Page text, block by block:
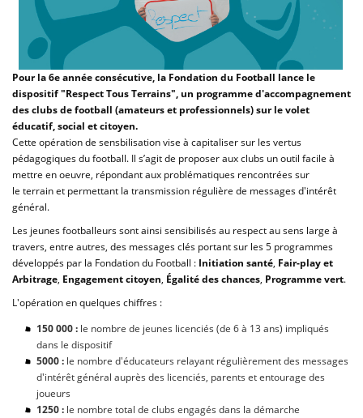
Pour la 6e année consécutive, la Fondation du Football lance le
dispositif "Respect Tous Terrains", un programme d'accompagnement
des clubs de football (amateurs et professionnels) sur le volet
éducatif, social et citoyen.
Cette opération de sensbilisationvise à capitaliser sur les vertus
pédagogiques du football. Il s’agit de proposer aux clubs un outil facile à
mettre en oeuvre, répondant aux problématiques rencontrées sur
le terrain et permettant la transmission régulière de messages d'intérêt
général.
Les jeunes footballeurs sont ainsi sensibilisés au respect au sens large à
travers, entre autres, des messages clés portant sur les 5 programmes
développés par la Fondation du Football : Initiation santé, Fair-play et
Arbitrage, Engagement citoyen, Égalité des chances, Programme vert.
L'opération en quelques chiffres :
150 000 : le nombre de jeunes licenciés (de 6 à 13 ans) impliqués
dans le dispositif
5000 : le nombre d'éducateurs relayant régulièrement des messages
d'intérêt général auprès des licenciés, parents et entourage des
joueurs
1250 : le nombre total de clubs engagés dans la démarche